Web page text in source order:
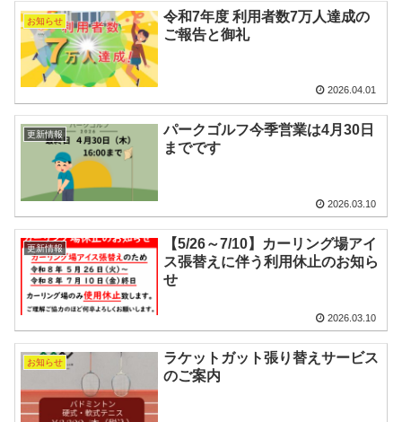
お知らせ
令和7年度 利用者数7万人達成の
ご報告と御礼
2026.04.01
更新情報
パークゴルフ今季営業は4月30日
までです
2026.03.10
更新情報
【5/26～7/10】カーリング場アイ
ス張替えに伴う利用休止のお知ら
せ
2026.03.10
お知らせ
ラケットガット張り替えサービス
のご案内